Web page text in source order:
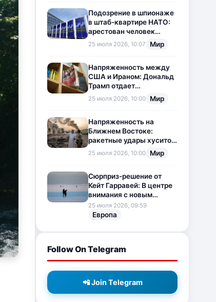
Подозрение в шпионаже
в штаб-квартире НАТО:
арестован человек
китайского
происхождения
25 июля 2026, 10:07 Мир
Напряженность между
США и Ираном: Дональд
Трамп отдает
предпочтение
дипломатии
25 июля 2026, 10:00 Мир
Напряженность на
Ближнем Востоке:
ракетные удары хуситов
по Саудовской Аравии
загоняют ситуацию в
25 июля 2026, 10:00 Мир
Сюрприз-решение от
Кейт Гарравей: В центре
внимания с новым
любовным
приключением
25 июля 2026, 09:59
Европа
Follow On Telegram
📲 Join Telegram